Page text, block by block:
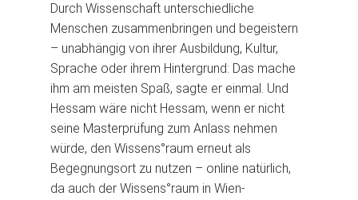
Durch Wissenschaft unterschiedliche
Menschen zusammenbringen und begeistern
– unabhängig von ihrer Ausbildung, Kultur,
Sprache oder ihrem Hintergrund: Das mache
ihm am meisten Spaß, sagte er einmal. Und
Hessam wäre nicht Hessam, wenn er nicht
seine Masterprüfung zum Anlass nehmen
würde, den Wissens°raum erneut als
Begegnungsort zu nutzen – online natürlich,
da auch der Wissens°raum in Wien-